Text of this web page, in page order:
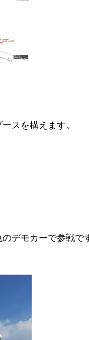
スを構えます。
デモカーで参戦で